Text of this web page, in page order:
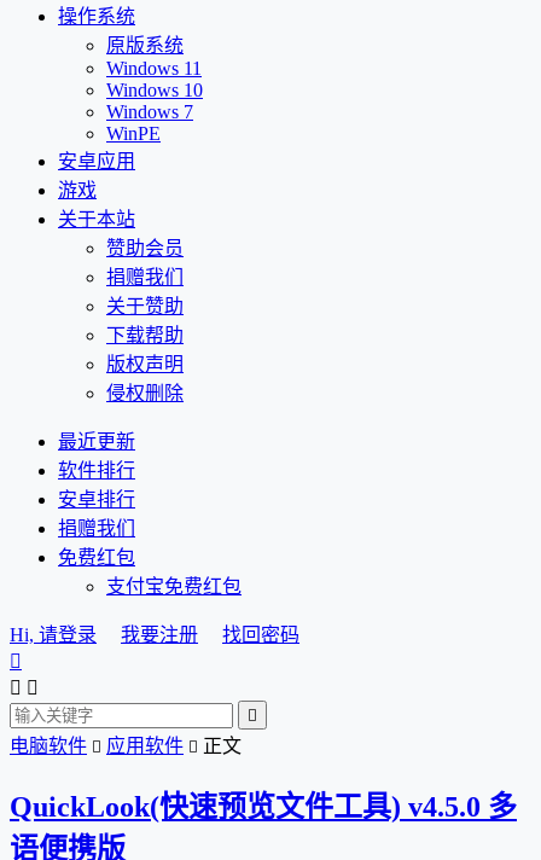
操作系统
原版系统
Windows 11
Windows 10
Windows 7
WinPE
安卓应用
游戏
关于本站
赞助会员
捐赠我们
关于赞助
下载帮助
版权声明
侵权删除
最近更新
软件排行
安卓排行
捐赠我们
免费红包
支付宝免费红包
Hi, 请登录 我要注册
找回密码

 

电脑软件  应用软件  正文
QuickLook(快速预览文件工具) v4.5.0 多
语便携版